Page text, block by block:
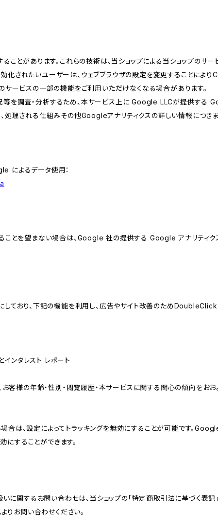
ことがあります。これらの技術は、当ショップによる当ショップのサー
されたいユーザーは、ウェブブラウザの設定を変更することによ
サービスの一部の機能をご利用いただけなくなる場合があります。
況等を調査・分析するため、本サービス上に Google LLCが提供する
処理される仕組みその他Googleアナリティクスの詳しい情報につきま
によるデータ使用：
とを望まない場合は、Google 社の提供する Google アナリティク
しており、下記の機能を利用し、広告やサイト改善のため
ンタレスト レポート
様の年齢・性別・閲覧履歴・本サービスに関する関心の傾向をおお
は、設定によってトラッキングを無効にすることが可能です。
することができます。
に関するお問い合わせは、当ショップの「特定商取引法に基づく表記
りお問い合わせください。